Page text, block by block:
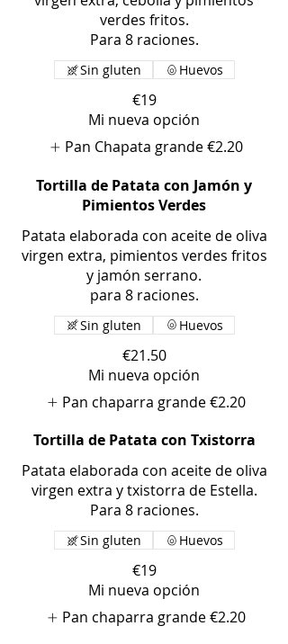
verdes fritos.
Para 8 raciones.
€19
Sin gluten Huevos
Mi nueva opción
Pan Chapata grande€2.20
Tortilla de Patata con Jamón y
Pimientos Verdes
Patata elaborada con aceite de oliva
virgen extra, pimientos verdes fritos
y jamón serrano.
para 8 raciones.
€21.50
Sin gluten Huevos
Mi nueva opción
Pan chaparra grande€2.20
Tortilla de Patata con Txistorra
Patata elaborada con aceite de oliva
virgen extra y txistorra de Estella.
Para 8 raciones.
€19
Sin gluten Huevos
Mi nueva opción
Pan chaparra grande€2.20